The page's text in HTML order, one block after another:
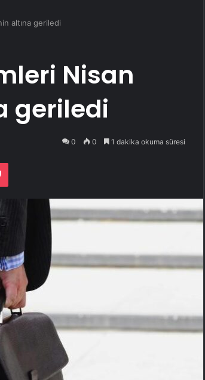
altına geriledi
Nisan
geriledi
0 0 1 dakika okuma süresi
Pocket